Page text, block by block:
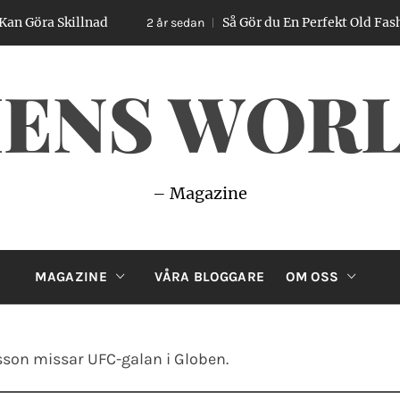
2 år sedan Så Gör du En Perfekt Old Fashioned
– Magazine
MAGAZINE VÅRA BLOGGARE OM OSS
missar UFC-galan i Globen.